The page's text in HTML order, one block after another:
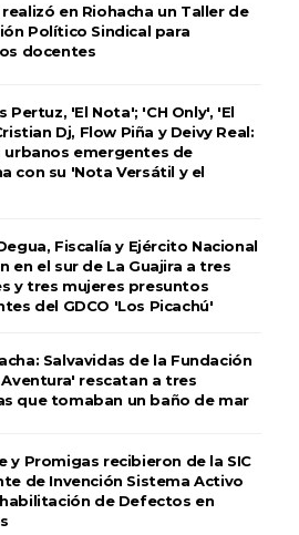
en Riohacha un Taller de
Político Sindical para
docentes
Pertuz, 'El Nota'; 'CH Only', 'El
Dj, Flow Piña y Deivy Real:
emergentes de
con su 'Nota Versátil y el
Fiscalía y Ejército Nacional
en el sur de La Guajira a tres
y tres mujeres presuntos
del GDCO 'Los Picachú'
Salvavidas de la Fundación
Aventura' rescatan a tres
que tomaban un baño de mar
y Promigas recibieron de la SIC
de Invención Sistema Activo
de Defectos en